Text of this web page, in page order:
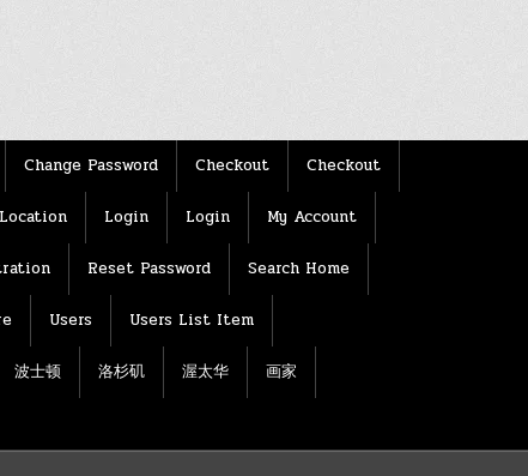
Change Password Checkout Checkout
Location Login Login My Account
Reset Password Search Home
Users Users List Item
波士顿 洛杉矶 渥太华 画家